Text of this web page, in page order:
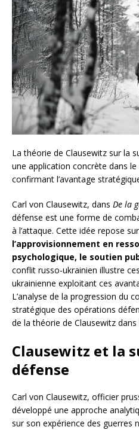
La théorie de Clausewitz sur la
une application concrète dans
confirmant l’avantage
Carl von Clausewitz, dans De la
défense est une forme de
à l’attaque. Cette idée repose
l’approvisionnement en
psychologique, le soutien
conflit russo-ukrainien illustre
ukrainienne exploitant ces
L’analyse de la progression du
stratégique des opérations
de la théorie de Clausewitz
Clausewitz et la
défense
Carl von Clausewitz, officier
développé une approche
sur son expérience des guerres